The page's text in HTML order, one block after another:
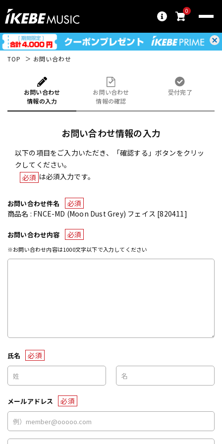
0
TOP お問い合わせ
お問い合わせ
情報の入力
お問い合わせ
情報の確認
受付完了
お問い合わせ情報の入力
以下の項目をご入力いただき、「確認する」ボタンをクリッ
クしてください。
必須 は必須入力です。
お問い合わせ件名
必須
商品名 : FNCE-MD (Moon Dust Grey) フェイス [820411]
お問い合わせ内容 必須
※お問い合わせ内容は1000文字以下で入力してください
氏名 必須
メールアドレス 必須